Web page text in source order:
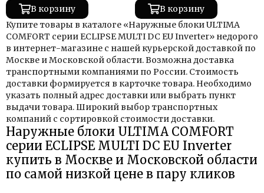
В корзину
В корзину
Купите товары в каталоге «Наружные блоки ULTIMA
COMFORT серии ECLIPSE MULTI DC EU Inverter» недорого
в интернет-магазине с нашей курьерской доставкой по
Москве и Московской области. Возможна доставка
транспортными компаниями по России. Стоимость
доставки формируется в карточке товара. Необходимо
указать полный адрес доставки или выбрать пункт
выдачи товара. Широкий выбор транспортных
компаний с сортировкой стоимости доставки.
Наружные блоки ULTIMA COMFORT
серии ECLIPSE MULTI DC EU Inverter
купить в Москве и Московской области
по самой низкой цене в пару кликов